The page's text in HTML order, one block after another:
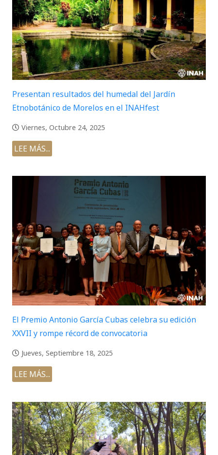
Presentan resultados del humedal del Jardín
Etnobotánico de Morelos en el INAHfest
Viernes, Octubre 24, 2025
LEE MÁS...
El Premio Antonio García Cubas celebra su edición
XXVII y rompe récord de convocatoria
Jueves, Septiembre 18, 2025
LEE MÁS...